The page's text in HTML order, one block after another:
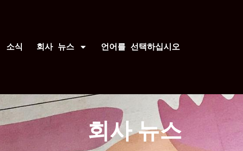
소식 회사 뉴스 언어를 선택하십시오
회사 뉴스